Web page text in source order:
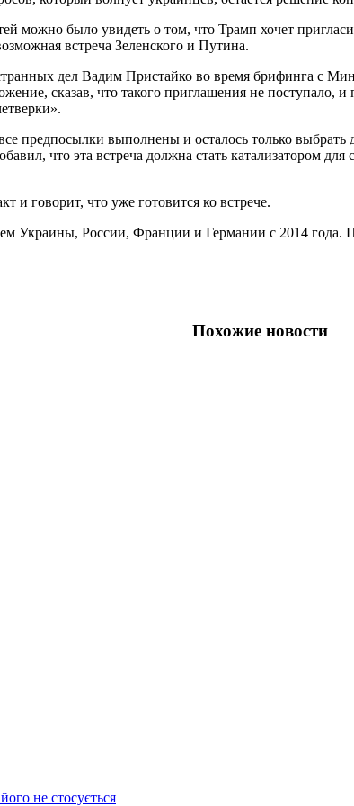
можно было увидеть о том, что Трамп хочет
встреча Зеленского и Путина.
дел Вадим Пристайко во время брифинга с
сказав, что такого приглашения не поступало,
предпосылки выполнены и осталось только выбрать
что эта встреча должна стать катализатором
и говорит, что уже готовится ко встрече.
Украины, России, Франции и Германии с 2014
Похожие новости
не стосується